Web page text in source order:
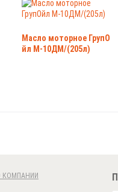
Масло моторное ГрупО
йл М-10ДМ/(205л)
КОМПАНИИ